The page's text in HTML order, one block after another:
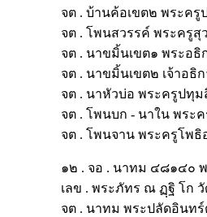
จต . บ้านค้อเขต๒ พระค
จต . โพนสวรรค์ พระครู
จต . นาขมิ้นเขต๑ พระอ
จต . นาขมิ้นเขต๒ เจ้าอ
จต . นาหัวบ่อ พระครูปทุ
จต . โพนบก - นาใน พร
จต . โพนจาน พระครูโพ
๑๒ . จอ . นาทม ๔๘๑๔๐
เลข . พระภัทร ณ ฏฺฐิ โก
จต . นาทม พระปลัดอินท